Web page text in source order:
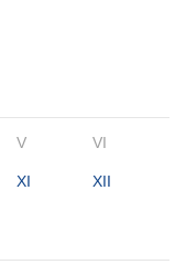
V VI
XI XII